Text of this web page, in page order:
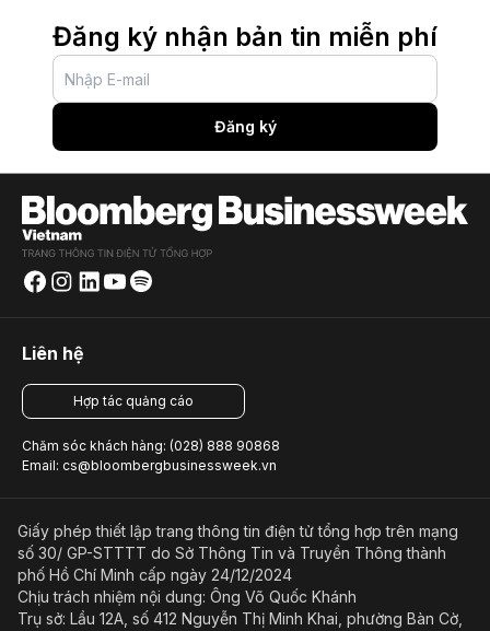
Đăng ký nhận bản tin miễn phí
Đăng ký
Liên hệ
Hợp tác quảng cáo
Chăm sóc khách hàng: (028) 888 90868
Email: cs@bloombergbusinessweek.vn
Giấy phép thiết lập trang thông tin điện tử tổng hợp trên mạng
số 30/ GP-STTTT do Sở Thông Tin và Truyền Thông thành
phố Hồ Chí Minh cấp ngày 24/12/2024
Chịu trách nhiệm nội dung: Ông Võ Quốc Khánh
Trụ sở: Lầu 12A, số 412 Nguyễn Thị Minh Khai, phường Bàn Cờ,